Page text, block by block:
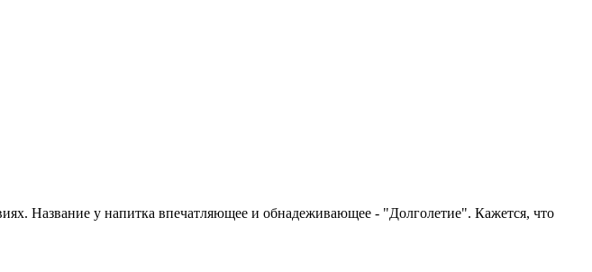
Название у напитка впечатляющее и обнадеживающее - "Долголетие". Кажется, что